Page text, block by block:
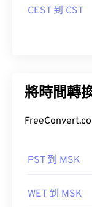
CEST 到 CST
將時間轉
PST 到 MSK
WET 到 MSK